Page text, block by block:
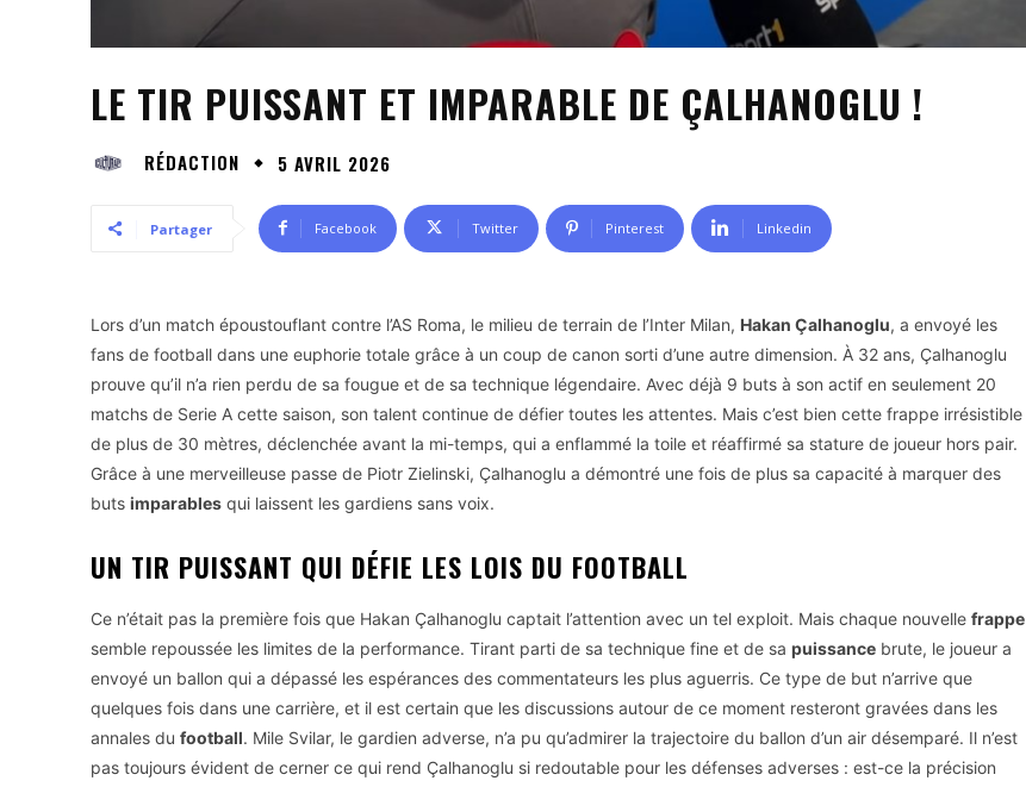
LE TIR PUISSANT ET IMPARABLE DE ÇALHANOGLU !
RÉDACTION 5 AVRIL 2026
Partager Facebook Twitter Pinterest Linkedin
Lors d’un match époustouflant contre l’AS Roma, le milieu de terrain de l’Inter Milan, Hakan Çalhanoglu, a envoyé les
fans de football dans une euphorie totale grâce à un coup de canon sorti d’une autre dimension. À 32 ans, Çalhanoglu
prouve qu’il n’a rien perdu de sa fougue et de sa technique légendaire. Avec déjà 9 buts à son actif en seulement 20
matchs de Serie A cette saison, son talent continue de défier toutes les attentes. Mais c’est bien cette frappe irrésistible
de plus de 30 mètres, déclenchée avant la mi-temps, qui a enflammé la toile et réaffirmé sa stature de joueur hors pair.
Grâce à une merveilleuse passe de Piotr Zielinski, Çalhanoglu a démontré une fois de plus sa capacité à marquer des
buts imparables qui laissent les gardiens sans voix.
UN TIR PUISSANT QUI DÉFIE LES LOIS DU FOOTBALL
Ce n’était pas la première fois que Hakan Çalhanoglu captait l’attention avec un tel exploit. Mais chaque nouvelle frappe
semble repoussée les limites de la performance. Tirant parti de sa technique fine et de sa puissance brute, le joueur a
envoyé un ballon qui a dépassé les espérances des commentateurs les plus aguerris. Ce type de but n’arrive que
quelques fois dans une carrière, et il est certain que les discussions autour de ce moment resteront gravées dans les
annales du football. Mile Svilar, le gardien adverse, n’a pu qu’admirer la trajectoire du ballon d’un air désemparé. Il n’est
pas toujours évident de cerner ce qui rend Çalhanoglu si redoutable pour les défenses adverses : est-ce la précision